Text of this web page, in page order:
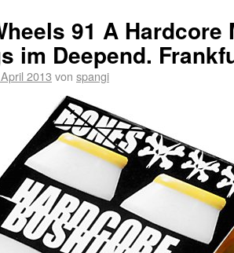
91 A Hardcore
im Deepend.
2013 von spangi